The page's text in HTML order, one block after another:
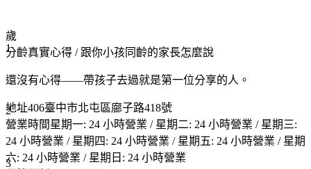
1
2
3
歲
分齡真實心得 / 跟你小孩同齡的家長怎麼說
還沒有心得——帶孩子去過就是第一位分享的人。
地址406臺中市北屯區廍子路418號
營業時間星期一: 24 小時營業 / 星期二: 24 小時營業 / 星期三:
24 小時營業 / 星期四: 24 小時營業 / 星期五: 24 小時營業 / 星期
六: 24 小時營業 / 星期日: 24 小時營業